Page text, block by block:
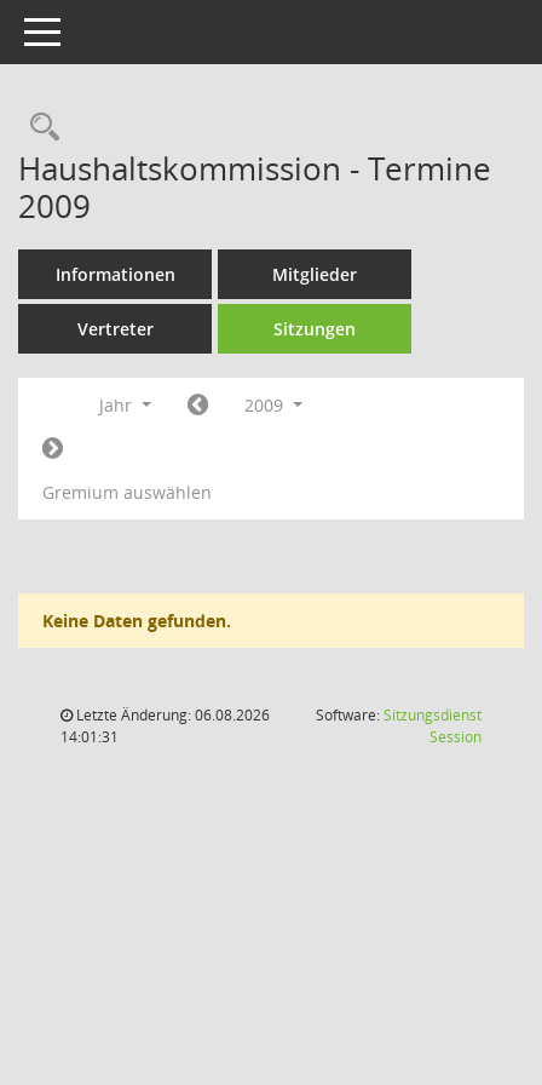
Toggle navigation
Rechercheauswahl
Haushaltskommission - Termine
2009
Informationen Mitglieder
Vertreter Sitzungen
Jahr 2009
Gremium auswählen
Keine Daten gefunden.
Letzte Änderung: 06.08.2026
14:01:31
Software:Sitzungsdienst
Session(Wird in